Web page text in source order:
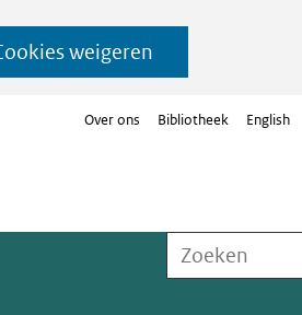
weigeren
Over ons Bibliotheek English
Zoeken